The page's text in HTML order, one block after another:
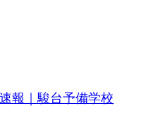
報｜駿台予備学校